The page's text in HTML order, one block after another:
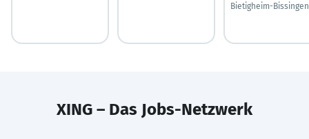
Bietigheim-Bissingen
XING – Das Jobs-Netzwerk